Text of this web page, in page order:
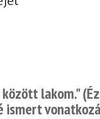
lakom."
ismert